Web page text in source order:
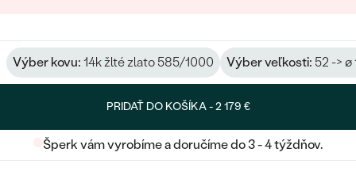
Výber kovu: 14k žlté zlato 585/1000 Výber veľkosti: 52 -> ø
PRIDAŤ DO KOŠÍKA -2 179 €
Šperk vám vyrobíme a doručíme do 3 - 4 týždňov.